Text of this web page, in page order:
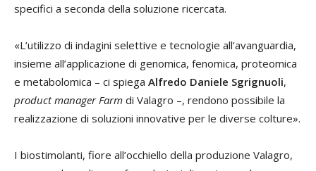
specifici a seconda della soluzione ricercata.
«L’utilizzo di indagini selettive e tecnologie all’avanguardia,
insieme all’applicazione di genomica, fenomica, proteomica
e metabolomica – ci spiega Alfredo Daniele Sgrignuoli,
product manager Farm di Valagro –, rendono possibile la
realizzazione di soluzioni innovative per le diverse colture».
I biostimolanti, fiore all’occhiello della produzione Valagro,